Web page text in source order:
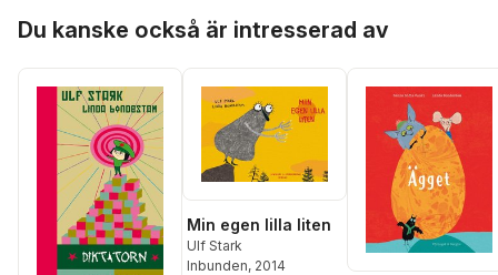
Du kanske också är intresserad av
Min egen lilla liten
Ulf Stark
Inbunden, 2014